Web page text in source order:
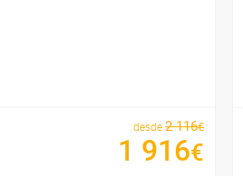
desde 2 116€
1 916€